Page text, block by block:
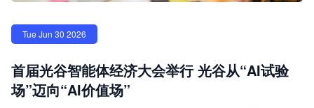
Tue Jun 30 2026
首届光谷智能体经济大会举行 光谷从“AI试验
场”迈向“AI价值场”